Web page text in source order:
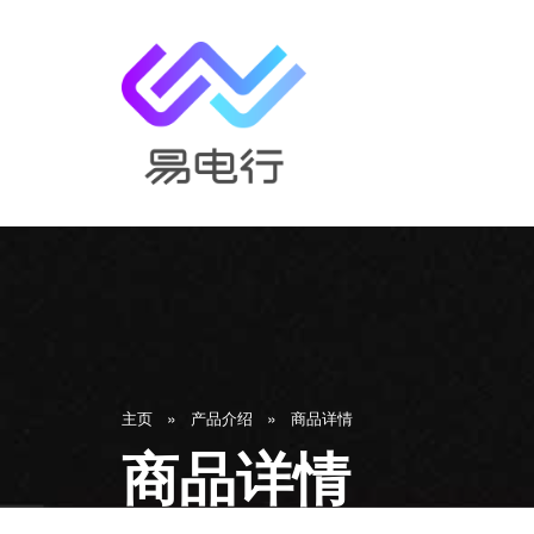
主页 » 产品介绍 » 商品详情
商品详情